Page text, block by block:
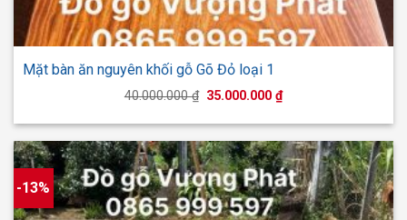
Mặt bàn ăn nguyên khối gỗ Gõ Đỏ loại 1
40.000.000₫ Giá
là:
35.000.000₫Giá
hiện
tại
35.000.000 ₫.
-13%